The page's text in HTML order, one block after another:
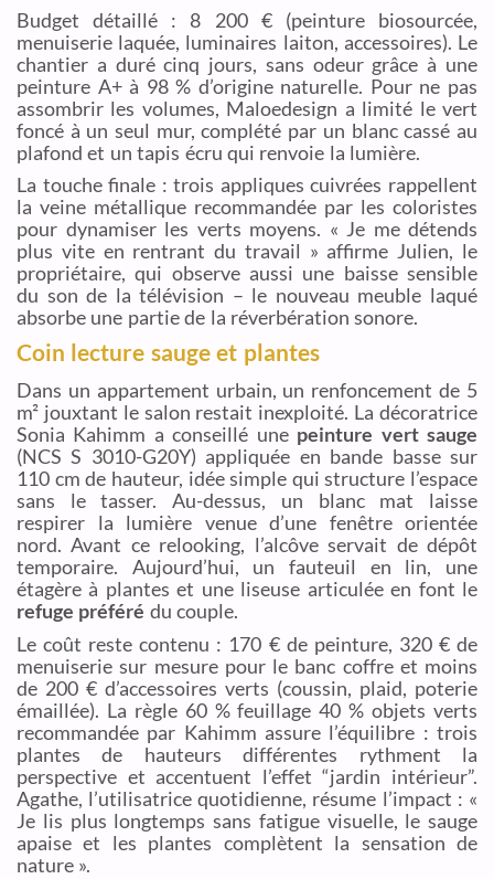
Budget détaillé : 8 200 € (peinture biosourcée,
menuiserie laquée, luminaires laiton, accessoires). Le
chantier a duré cinq jours, sans odeur grâce à une
peinture A+ à 98 % d’origine naturelle. Pour ne pas
assombrir les volumes, Maloedesign a limité le vert
foncé à un seul mur, complété par un blanc cassé au
plafond et un tapis écru qui renvoie la lumière.
La touche finale : trois appliques cuivrées rappellent
la veine métallique recommandée par les coloristes
pour dynamiser les verts moyens. « Je me détends
plus vite en rentrant du travail » affirme Julien, le
propriétaire, qui observe aussi une baisse sensible
du son de la télévision – le nouveau meuble laqué
absorbe une partie de la réverbération sonore.
Coin lecture sauge et plantes
Dans un appartement urbain, un renfoncement de 5
m² jouxtant le salon restait inexploité. La décoratrice
Sonia Kahimm a conseillé une peinture vert sauge
(NCS S 3010-G20Y) appliquée en bande basse sur
110 cm de hauteur, idée simple qui structure l’espace
sans le tasser. Au-dessus, un blanc mat laisse
respirer la lumière venue d’une fenêtre orientée
nord. Avant ce relooking, l’alcôve servait de dépôt
temporaire. Aujourd’hui, un fauteuil en lin, une
étagère à plantes et une liseuse articulée en font le
refuge préféré du couple.
Le coût reste contenu : 170 € de peinture, 320 € de
menuiserie sur mesure pour le banc coffre et moins
de 200 € d’accessoires verts (coussin, plaid, poterie
émaillée). La règle 60 % feuillage 40 % objets verts
recommandée par Kahimm assure l’équilibre : trois
plantes de hauteurs différentes rythment la
perspective et accentuent l’effet “jardin intérieur”.
Agathe, l’utilisatrice quotidienne, résume l’impact : «
Je lis plus longtemps sans fatigue visuelle, le sauge
apaise et les plantes complètent la sensation de
nature ».